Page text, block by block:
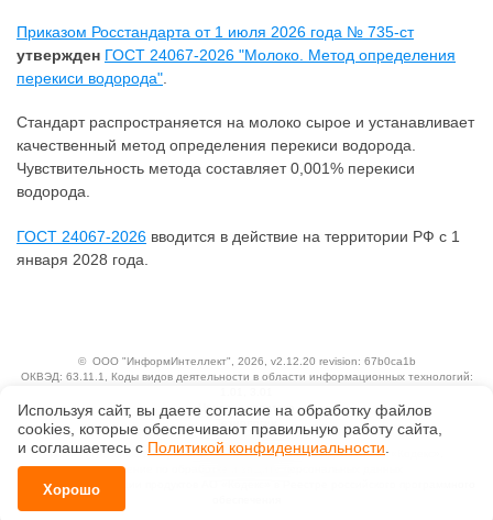
Приказом Росстандарта от 1 июля 2026 года № 735-ст
утвержден ГОСТ 24067-2026 "Молоко. Метод определения
перекиси водорода"
Стандарт распространяется на молоко сырое и устанавливает
качественный метод определения перекиси водорода.
Чувствительность метода составляет 0,001% перекиси
водорода.
ГОСТ 24067-2026 вводится в действие на территории РФ с 1
января 2028 года.
© ООО "ИнформИнтеллект" , 2026, v2.12.20 revision: 67b0ca1b
ОКВЭД: 63.11.1, Коды видов деятельности в области информационных технологий:
Ценовая политика
Исключительные авторские и смежные права принадлежат АО «Кодекс».
Положение по обработке и защите персональных данных
Справка о регистрации продуктов АО «Кодекс» в Реестре российского программного
Используя сайт, вы даете согласие на обработку файлов
сооkiеs, которые обеспечивают правильную работу сайта,
и соглашаетесь с Политикой конфиденциальности.
Хорошо